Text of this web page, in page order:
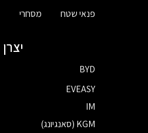
פנאי שטח
מסחרי
יצרן
BYD
EVEASY
IM
KGM (סאנגיונג)